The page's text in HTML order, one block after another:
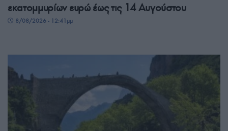
εκατομμυρίων ευρώ έως τις 14 Αυγούστου
8/08/2026 - 12:41μμ